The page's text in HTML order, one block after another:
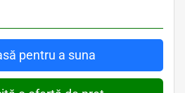
pentru a suna